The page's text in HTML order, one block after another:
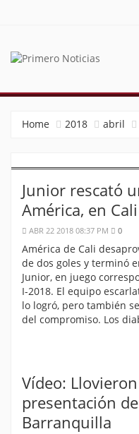
Home 2018 abril
Junior rescató
América, en Cali
ABR 22 2018 08:37 PM 0
América de Cali
de dos goles y terminó
Junior, en juego
I-2018. El equipo
lo logró, pero también
del compromiso. Los
Vídeo:
presentación
Barranquilla